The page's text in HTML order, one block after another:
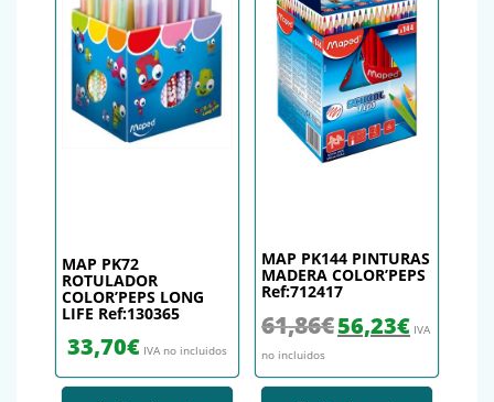
MAP PK72
ROTULADOR
COLOR’PEPS LONG
LIFE Ref:130365
33,70€ IVA no incluidos
MAP PK144 PINTURAS
MADERA COLOR’PEPS
Ref:712417
61,86€ El precio original era:
56,23€El precio
IVA
no incluidos